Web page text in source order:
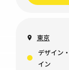
東京
デザイン
イン